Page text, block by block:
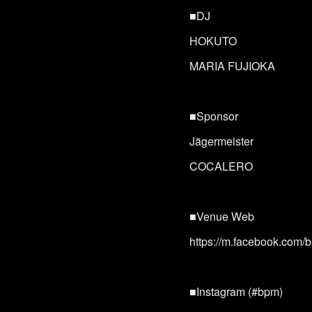
■DJ
HOKUTO
MARIA FUJIOKA
■Sponsor
Jägermeister
COCALERO
■Venue Web
https://m.facebook.com/
■Instagram (#bpm)